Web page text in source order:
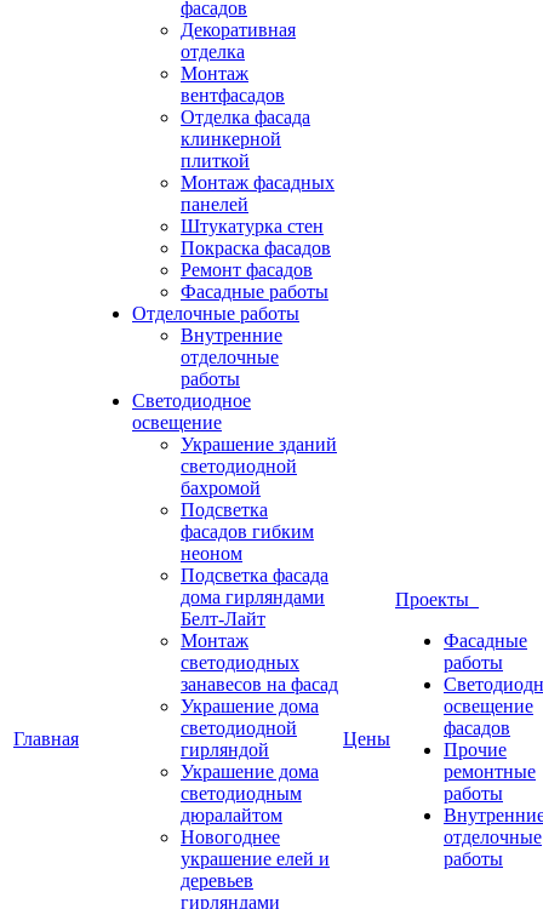
Главная
фасадов
Декоративная
отделка
Монтаж
вентфасадов
Отделка фасада
клинкерной
плиткой
Монтаж фасадных
панелей
Штукатурка стен
Покраска фасадов
Ремонт фасадов
Фасадные работы
Отделочные работы
Внутренние
отделочные
работы
Светодиодное
освещение
Украшение зданий
светодиодной
бахромой
Подсветка
фасадов гибким
неоном
Подсветка фасада
дома гирляндами
Белт-Лайт
Монтаж
светодиодных
занавесов на фасад
Украшение дома
светодиодной
гирляндой
Украшение дома
светодиодным
дюралайтом
Новогоднее
украшение елей и
деревьев
гирляндами
Цены
Проекты
Фасадные
работы
освещение
фасадов
Прочие
ремонтные
работы
отделочные
работы